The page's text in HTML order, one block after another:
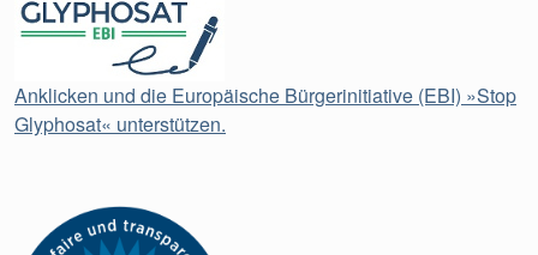
Anklicken und die Europäische Bürgerinitiative (EBI) »Stop
Glyphosat« unterstützen.